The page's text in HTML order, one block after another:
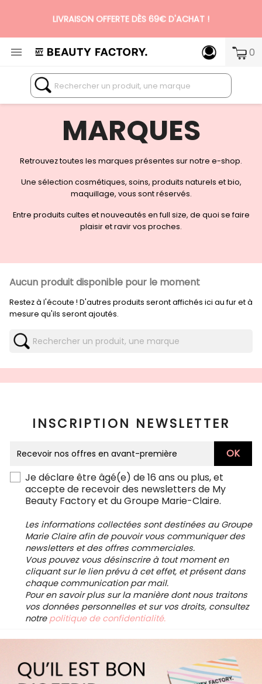
LIVRAISON OFFERTE DÈS 69€ D'ACHAT !
N°1 DES BOX BEAUTÉ PREMIUM SANS ENGAGEMENT
 0
MARQUES
Retrouvez toutes les marques présentes sur notre e-shop.
Une sélection cosmétiques, soins, produits naturels et bio,
maquillage, vous sont réservés.
Entre produits cultes et nouveautés en full size, de quoi se faire
plaisir et ravir vos proches.
Aucun produit disponible pour le moment
Restez à l'écoute ! D'autres produits seront affichés ici au fur et à
mesure qu'ils seront ajoutés.
INSCRIPTION NEWSLETTER
Je déclare être âgé(e) de 16 ans ou plus, et
accepte de recevoir des newsletters de My
Beauty Factory et du Groupe Marie-Claire.
Les informations collectées sont destinées au Groupe
Marie Claire afin de pouvoir vous communiquer des
newsletters et des offres commerciales.
Vous pouvez vous désinscrire à tout moment en
cliquant sur le lien prévu à cet effet, et présent dans
chaque communication par mail.
Pour en savoir plus sur la manière dont nous traitons
vos données personnelles et sur vos droits, consultez
notre politique de confidentialité.